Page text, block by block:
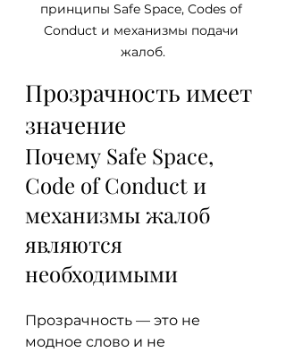
принципы Safe Space, Codes of
Conduct и механизмы подачи
жалоб.
Прозрачность имеет
значение
Почему Safe Space,
Code of Conduct и
механизмы жалоб
являются
необходимыми
Прозрачность — это не
модное слово и не